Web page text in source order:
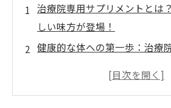
治療院専用サプリメントとは
しい味方が登場！
健康的な体への第一歩：治療